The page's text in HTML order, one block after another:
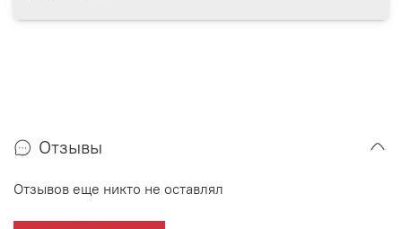
Отзывы
Отзывов еще никто не оставлял